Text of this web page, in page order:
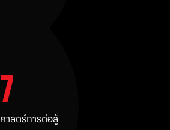
7
ศาสตร์การต่อสู้